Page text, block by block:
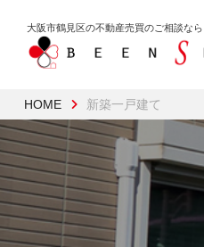
大阪市鶴見区の不動産売買のご相談なら
HOME 新築一戸建て